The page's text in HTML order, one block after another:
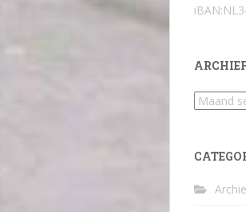
Archief